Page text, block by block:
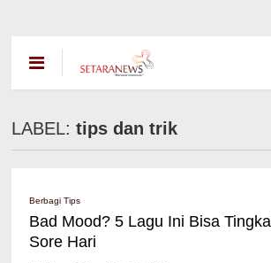
LABEL:tips dan trik
Berbagi Tips
Bad Mood? 5 Lagu Ini Bisa
Sore Hari